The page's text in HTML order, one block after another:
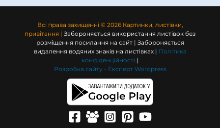
Всі права захищенні © 2026 Картинки, листівки,
привітання | Забороняється використання листівок без
розміщення посилання на сайт | Забороняється
видалення водяних знаків на листівках |
Політика
конфіденційності
Розробка сайту - Експерт Wordpress